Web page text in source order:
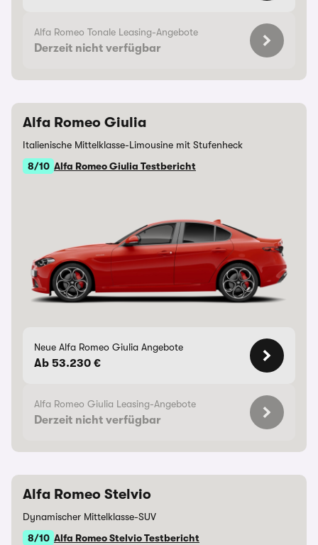
Alfa Romeo Tonale Leasing-Angebote
Derzeit nicht verfügbar
Alfa Romeo Giulia
Italienische Mittelklasse-Limousine mit Stufenheck
8/10 Alfa Romeo Giulia Testbericht
Neue Alfa Romeo Giulia Angebote
Ab 53.230 €
Alfa Romeo Giulia Leasing-Angebote
Derzeit nicht verfügbar
Alfa Romeo Stelvio
Dynamischer Mittelklasse-SUV
8/10 Alfa Romeo Stelvio Testbericht